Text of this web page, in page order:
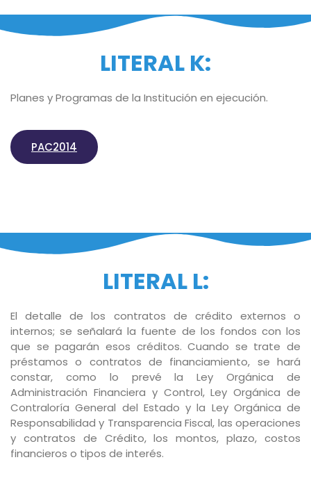
LITERAL K:
Planes y Programas de la Institución en ejecución.
PAC2014
LITERAL L:
El detalle de los contratos de crédito externos o
internos; se señalará la fuente de los fondos con los
que se pagarán esos créditos. Cuando se trate de
préstamos o contratos de financiamiento, se hará
constar, como lo prevé la Ley Orgánica de
Administración Financiera y Control, Ley Orgánica de
Contraloría General del Estado y la Ley Orgánica de
Responsabilidad y Transparencia Fiscal, las operaciones
y contratos de Crédito, los montos, plazo, costos
financieros o tipos de interés.